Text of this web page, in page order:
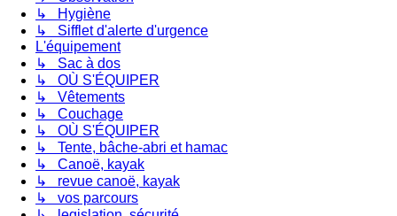
↳ Hygiène
↳ Sifflet d'alerte d'urgence
L'équipement
↳ Sac à dos
↳ OÙ S'ÉQUIPER
↳ Vêtements
↳ Couchage
↳ OÙ S'ÉQUIPER
↳ Tente, bâche-abri et hamac
↳ Canoë, kayak
↳ revue canoë, kayak
↳ vos parcours